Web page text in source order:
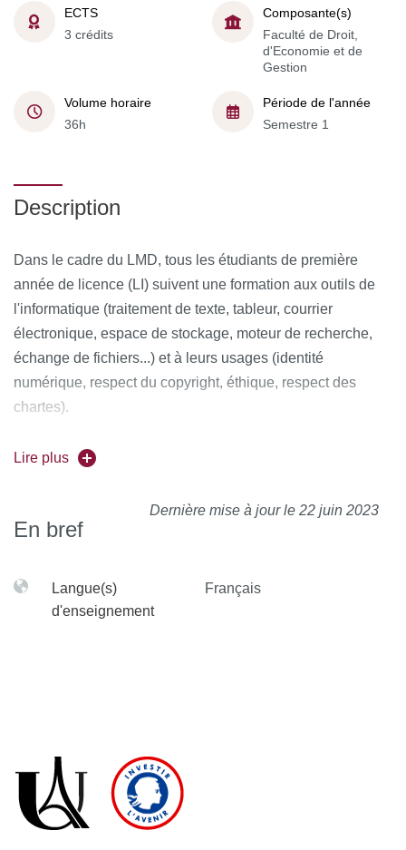
ECTS
3 crédits
Composante(s)
Faculté de Droit,
d'Economie et de
Gestion
Volume horaire
36h
Période de l'année
Semestre 1
Description
Dans le cadre du LMD, tous les étudiants de première
année de licence (LI) suivent une formation aux outils de
l'informatique (traitement de texte, tableur, courrier
électronique, espace de stockage, moteur de recherche,
échange de fichiers...) et à leurs usages (identité
numérique, respect du copyright, éthique, respect des
chartes).
Un stage ENT (Espace Numérique de Travail) est organisé
semaine du 17 septembre.
d'obtenir un Certificat Informatique et Internet (C2i)
attestant de la maîtrise de compétences relatives à la
http://www.script.u-paris.fr
Programme : Utilisation des traitements de textes, des
tableurs et des outils de présentation orale. Apprentissage
Lire plus
Dernière mise à jour le 22 juin 2023
En bref
Langue(s)
d'enseignement
Français